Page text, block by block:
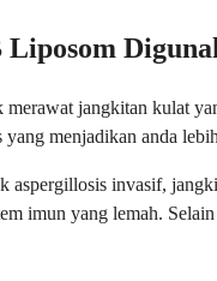
jangkitan kulat
menjadikan anda
aspergillosis invasif,
imun yang lemah.